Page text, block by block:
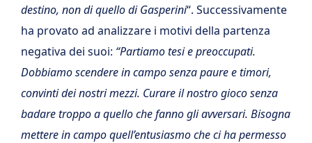
destino, non di quello di Gasperini“. Successivamente
ha provato ad analizzare i motivi della partenza
negativa dei suoi: “Partiamo tesi e preoccupati.
Dobbiamo scendere in campo senza paure e timori,
convinti dei nostri mezzi. Curare il nostro gioco senza
badare troppo a quello che fanno gli avversari. Bisogna
mettere in campo quell’entusiasmo che ci ha permesso